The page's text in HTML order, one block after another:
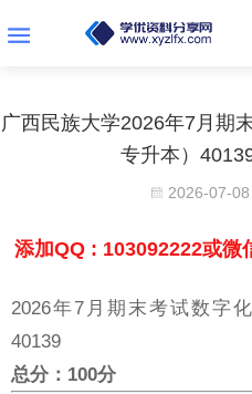
广西民族大学2026年7月期
专升本）
2026-07-08
添加QQ : 103092222或
2026年7月期末考试数字
40139
总分：100分